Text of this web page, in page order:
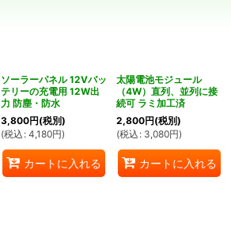
ソーラーパネル 12Vバッ
テリーの充電用 12W出
力 防塵・防水
3,800円(税別)
(税込 : 4,180円)
カートに入れる
太陽電池モジュール
（4W）直列、並列に接
続可 ラミ加工済
2,800円(税別)
(税込 : 3,080円)
カートに入れる